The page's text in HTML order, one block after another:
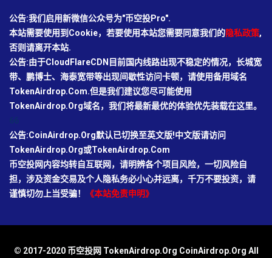
公告:我们启用新微信公众号为"币空投Pro".
本站需要使用到Cookie，若要使用本站您需要同意我们的隐私政策,
否则请离开本站.
公告:由于CloudFlareCDN目前国内线路出现不稳定的情况，长城宽
带、鹏博士、海泰宽带等出现间歇性访问卡顿，请使用备用域名
TokenAirdrop.Com.但是我们建议您尽可能使用
TokenAirdrop.Org域名，我们将最新最优的体验优先装载在这里。
公告:CoinAirdrop.Org默认已切换至英文版!中文版请访问
TokenAirdrop.Org或TokenAirdrop.Com
币空投网内容均转自互联网，请明辨各个项目风险，一切风险自
担，涉及资金交易及个人隐私务必小心并远离，千万不要投资，请
谨慎切勿上当受骗！
《本站免责申明》
© 2017-2020 币空投网 TokenAirdrop.Org CoinAirdrop.Org All